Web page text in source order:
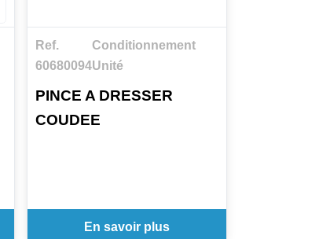
Ref.
60680094
Conditionnement
Unité
PINCE A DRESSER
COUDEE
En savoir plus